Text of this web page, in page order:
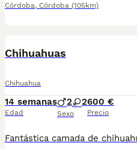
Córdoba, Córdoba (105km)
Chihuahuas
Chihuahua
14 semanas
Edad
2 2
Sexo
600 €
Precio